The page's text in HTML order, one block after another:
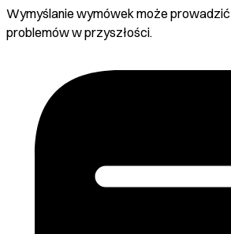
Wymyślanie wymówek może
problemów w przyszłości.